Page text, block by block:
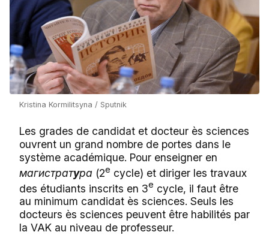
Kristina Kormilitsyna / Sputnik
Les grades de candidat et docteur ès sciences
ouvrent un grand nombre de portes dans le
système académique. Pour enseigner en
магистратура (2e cycle) et diriger les travaux
des étudiants inscrits en 3e cycle, il faut être
au minimum candidat ès sciences. Seuls les
docteurs ès sciences peuvent être habilités par
la VAK au niveau de professeur.